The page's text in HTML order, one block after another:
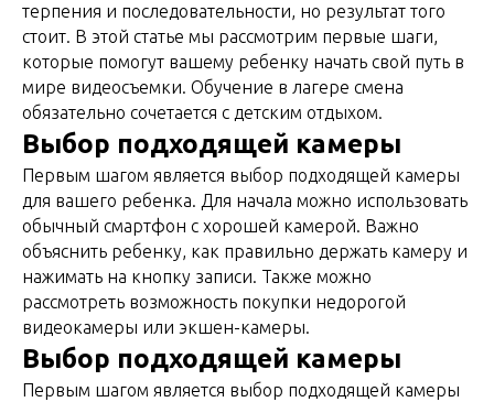
терпения и последовательности, но результат того
стоит. В этой статье мы рассмотрим первые шаги,
которые помогут вашему ребенку начать свой путь в
мире видеосъемки. Обучение в лагере смена
обязательно сочетается с детским отдыхом.
Выбор подходящей камеры
Первым шагом является выбор подходящей камеры
для вашего ребенка. Для начала можно использовать
обычный смартфон с хорошей камерой. Важно
объяснить ребенку, как правильно держать камеру и
нажимать на кнопку записи. Также можно
рассмотреть возможность покупки недорогой
видеокамеры или экшен-камеры.
Выбор подходящей камеры
Первым шагом является выбор подходящей камеры